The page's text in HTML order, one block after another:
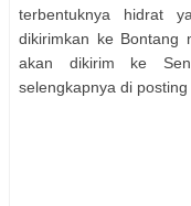
terbentuknya hidrat
dikirimkan ke Bontang
akan dikirim ke
selengkapnya di posting